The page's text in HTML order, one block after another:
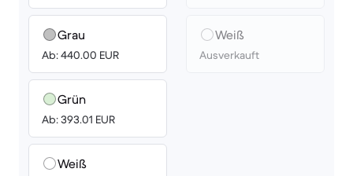
Grau
Ab: 440.00 EUR
Grün
Ab: 393.01 EUR
Weiß
Weiß
Ausverkauft